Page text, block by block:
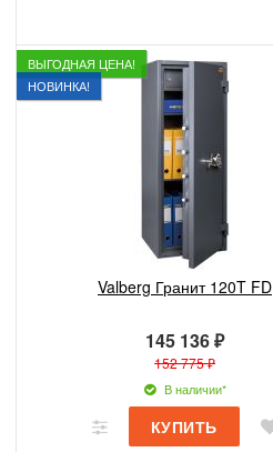
ВЫГОДНАЯ ЦЕНА!
НОВИНКА!
Valberg Гранит 120T FD
145 136 ₽
152 775 ₽
В наличии*